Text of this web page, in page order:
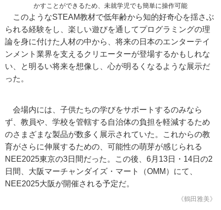
かすことができるため、未就学児でも簡単に操作可能
このようなSTEAM教材で低年齢から知的好奇心を揺さぶ
られる経験をし、楽しい遊びを通してプログラミングの理
論を身に付けた人材の中から、将来の日本のエンターテイ
ンメント業界を支えるクリエーターが登場するかもしれな
い、と明るい将来を想像し、心が明るくなるような展示だ
った。
会場内には、子供たちの学びをサポートするのみなら
ず、教員や、学校を管轄する自治体の負担を軽減するため
のさまざまな製品が数多く展示されていた。これからの教
育がさらに伸展するための、可能性の萌芽が感じられる
NEE2025東京の3日間だった。この後、6月13日・14日の2
日間、大阪マーチャンダイズ・マート（OMM）にて、
NEE2025大阪が開催される予定だ。
《鶴田雅美》